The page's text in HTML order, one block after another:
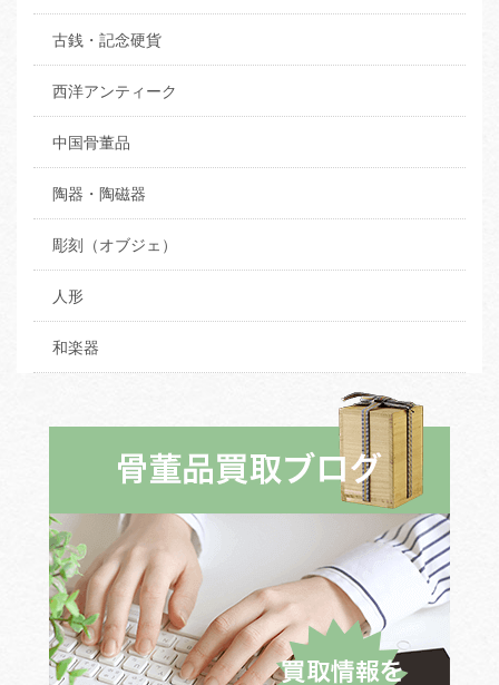
古銭・記念硬貨
西洋アンティーク
中国骨董品
陶器・陶磁器
彫刻（オブジェ）
人形
和楽器